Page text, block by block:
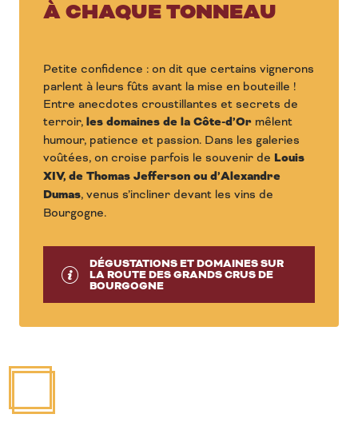
À CHAQUE TONNEAU
Petite confidence : on dit que certains vignerons
parlent à leurs fûts avant la mise en bouteille !
Entre anecdotes croustillantes et secrets de
terroir, les domaines de la Côte-d’Or mêlent
humour, patience et passion. Dans les galeries
voûtées, on croise parfois le souvenir de Louis
XIV, de Thomas Jefferson ou d’Alexandre
Dumas, venus s’incliner devant les vins de
Bourgogne.
DÉGUSTATIONS ET DOMAINES SUR
LA ROUTE DES GRANDS CRUS DE
BOURGOGNE